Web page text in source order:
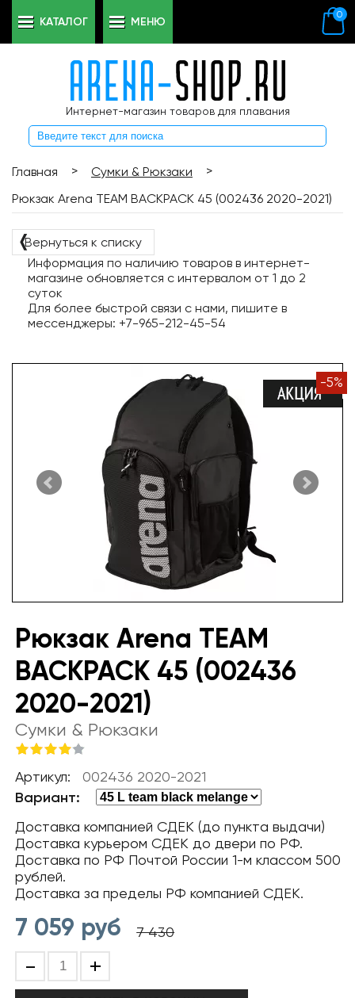
Интернет-магазин товаров для плавания
0
КАТАЛОГ МЕНЮ
Главная > Сумки & Рюкзаки
>
Рюкзак Arena TEAM BACKPACK 45 (002436 2020-2021)
❬Вернуться к списку
Информация по наличию товаров в интернет-
магазине обновляется с интервалом от 1 до 2
суток
Для более быстрой связи с нами, пишите в
мессенджеры: +7-965-212-45-54
-5%
Рюкзак Arena TEAM
BACKPACK 45 (002436
2020-2021)
Сумки & Рюкзаки
Артикул: 002436 2020-2021
Вариант:
Доставка компанией СДЕК (до пункта выдачи)
Доставка курьером СДЕК до двери по РФ.
Доставка по РФ Почтой России 1-м классом 500
рублей.
Доставка за пределы РФ компанией СДЕК.
7 059 руб 7 430
- +